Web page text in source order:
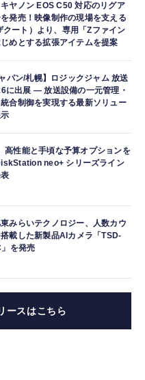
キヤノン EOS C50 対応のリグア
発売！映像制作の現場を支える
ート）より、専用「Zファイン
めとする拡張アイテムを提案
パン/札幌】ロジックジャム 放送
に出展 ― 放送設備の一元管理・
合制御を実現する最新ソリュー
高性能と手頃な予算オプションを
neo+ シリーズライン
みらいテクノロジー、人数カウ
載した新製品AIカメラ「TSD-
を発売
ースはこちら